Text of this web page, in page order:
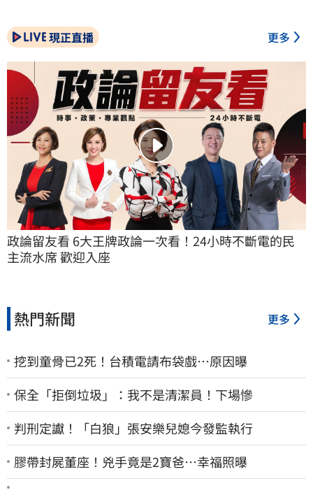
現正直播 更多
政論留友看 6大王牌政論一次看！24小時不斷電的民
主流水席 歡迎入座
熱門新聞 更多
挖到童骨已2死！台積電請布袋戲…原因曝
保全「拒倒垃圾」：我不是清潔員！下場慘
判刑定讞！「白狼」張安樂兒媳今發監執行
膠帶封屍董座！兇手竟是2寶爸…幸福照曝